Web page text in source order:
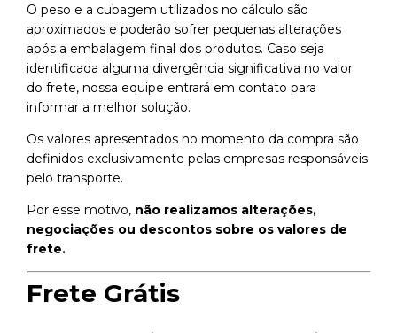
O peso e a cubagem utilizados no cálculo são
aproximados e poderão sofrer pequenas alterações
após a embalagem final dos produtos. Caso seja
identificada alguma divergência significativa no valor
do frete, nossa equipe entrará em contato para
informar a melhor solução.
Os valores apresentados no momento da compra são
definidos exclusivamente pelas empresas responsáveis
pelo transporte.
Por esse motivo, não realizamos alterações,
negociações ou descontos sobre os valores de
frete.
Frete Grátis